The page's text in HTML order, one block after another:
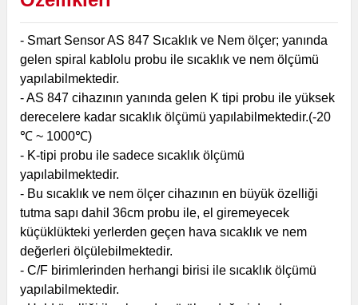
- Smart Sensor AS 847 Sıcaklık ve Nem ölçer; yanında
gelen spiral kablolu probu ile sıcaklık ve nem ölçümü
yapılabilmektedir.
- AS 847 cihazının yanında gelen K tipi probu ile yüksek
derecelere kadar sıcaklık ölçümü yapılabilmektedir.(-20
℃ ~ 1000℃)
- K-tipi probu ile sadece sıcaklık ölçümü
yapılabilmektedir.
- Bu sıcaklık ve nem ölçer cihazının en büyük özelliği
tutma sapı dahil 36cm probu ile, el giremeyecek
küçüklükteki yerlerden geçen hava sıcaklık ve nem
değerleri ölçülebilmektedir.
- C/F birimlerinden herhangi birisi ile sıcaklık ölçümü
yapılabilmektedir.